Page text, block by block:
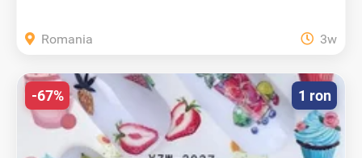
Romania 3w
1 ron
-67%